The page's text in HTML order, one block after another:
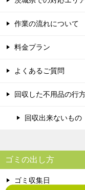
作業の流れについて
料金プラン
よくあるご質問
回収した不用品の行
回収出来ないもの
ゴミの出し方
ゴミ収集日